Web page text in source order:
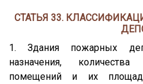
СТАТЬЯ 33.
1. Здания пожарных
назначения,
помещений и их